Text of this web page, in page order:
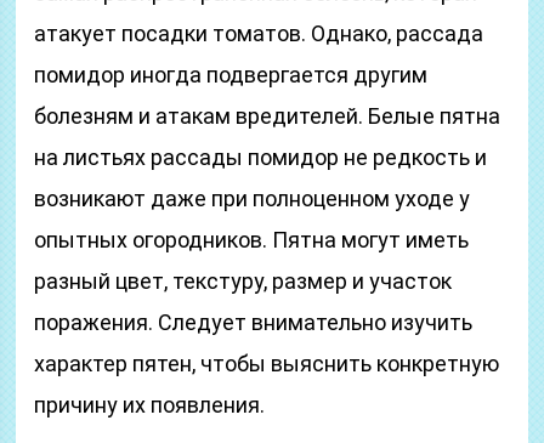
атакует посадки томатов. Однако, рассада
помидор иногда подвергается другим
болезням и атакам вредителей. Белые пятна
на листьях рассады помидор не редкость и
возникают даже при полноценном уходе у
опытных огородников. Пятна могут иметь
разный цвет, текстуру, размер и участок
поражения. Следует внимательно изучить
характер пятен, чтобы выяснить конкретную
причину их появления.